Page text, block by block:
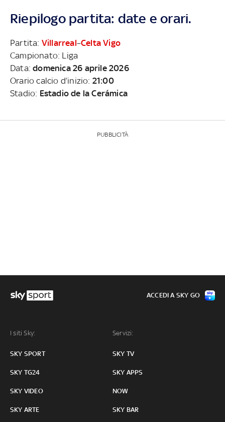
Riepilogo partita: date e orari.
Partita: Villarreal–Celta Vigo
Campionato: Liga
Data:domenica 26 aprile 2026
Orario calcio d’inizio: 21:00
Stadio: Estadio de la Cerámica
PUBBLICITÀ
I siti Sky:
SKY SPORT
SKY TG24
SKY VIDEO
SKY ARTE
Servizi:
SKY TV
SKY APPS
NOW
SKY BAR
ACCEDI A SKY GO